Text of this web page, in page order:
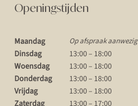
Openingstijden
Maandag Op afspraak aanwezig
Dinsdag
13:00 – 18:00
Woensdag
13:00 – 18:00
Donderdag
13:00 – 18:00
Vrijdag
13:00 – 18:00
Zaterdag
13:00 – 17:00